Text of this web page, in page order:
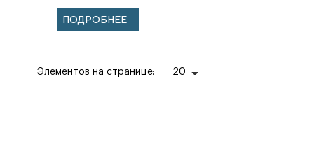
ПОДРОБНЕЕ
Элементов на странице: 20